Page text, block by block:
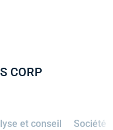
CORP
et conseil Société